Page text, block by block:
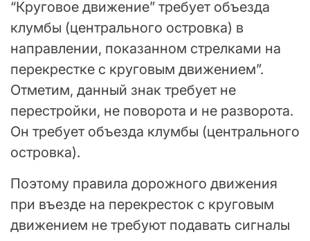
“Круговое движение” требует объезда
клумбы (центрального островка) в
направлении, показанном стрелками на
перекрестке с круговым движением”.
Отметим, данный знак требует не
перестройки, не поворота и не разворота.
Он требует объезда клумбы (центрального
островка).
Поэтому правила дорожного движения
при въезде на перекресток с круговым
движением не требуют подавать сигналы